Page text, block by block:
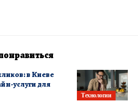
Технологии
в Киеве
услуги для